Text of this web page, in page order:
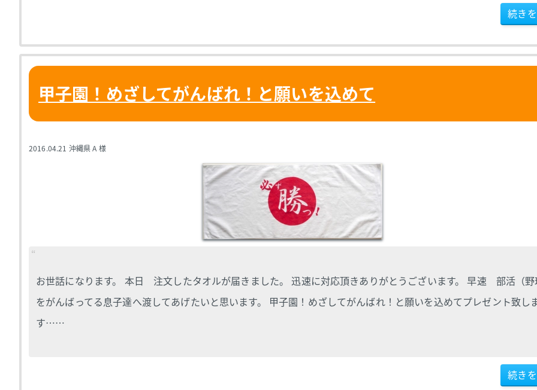
続き
甲子園！めざしてがんばれ！と願いを込めて
2016.04.21 沖縄県 A 様
お世話になります。 本日 注文したタオルが届きました。 迅速に対応頂きありがとうございます。 早速 部活（
をがんばってる息子達へ渡してあげたいと思います。 甲子園！めざしてがんばれ！と願いを込めてプレゼント致し
す……
続き